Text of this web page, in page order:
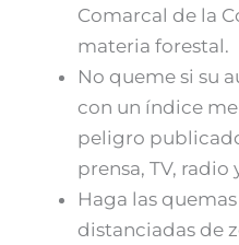
Comarcal de la
materia forestal.
No queme si su
con un índice
peligro
prensa, TV,
Haga las
distanciadas de